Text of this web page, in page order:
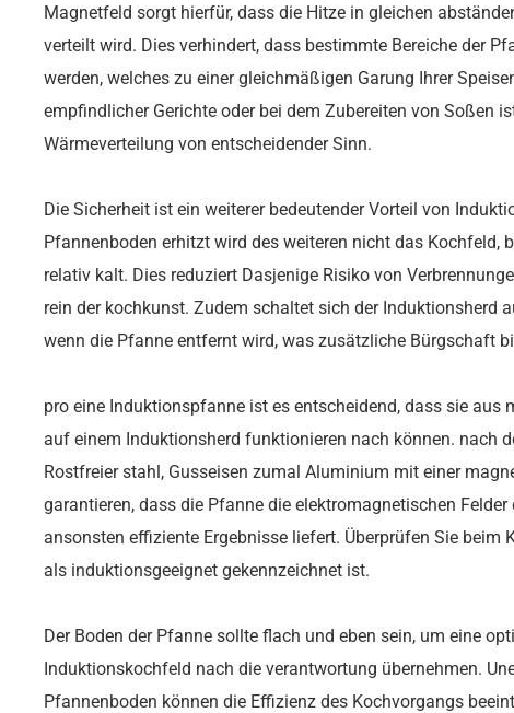
Magnetfeld sorgt hierfür, dass die Hitze in gleichen
verteilt wird. Dies verhindert, dass bestimmte Bereiche der
werden, welches zu einer gleichmäßigen Garung Ihrer
empfindlicher Gerichte oder bei dem Zubereiten von Soßen
Wärmeverteilung von entscheidender Sinn.
Die Sicherheit ist ein weiterer bedeutender Vorteil von
Pfannenboden erhitzt wird des weiteren nicht das Kochfeld,
relativ kalt. Dies reduziert Dasjenige Risiko von
rein der kochkunst. Zudem schaltet sich der Induktionsherd
wenn die Pfanne entfernt wird, was zusätzliche Bürgschaft
pro eine Induktionspfanne ist es entscheidend, dass sie aus
auf einem Induktionsherd funktionieren nach können. nach
Rostfreier stahl, Gusseisen zumal Aluminium mit einer
garantieren, dass die Pfanne die elektromagnetischen
ansonsten effiziente Ergebnisse liefert. Überprüfen Sie beim
als induktionsgeeignet gekennzeichnet ist.
Der Boden der Pfanne sollte flach und eben sein, um eine
Induktionskochfeld nach die verantwortung übernehmen.
Pfannenboden können die Effizienz des Kochvorgangs